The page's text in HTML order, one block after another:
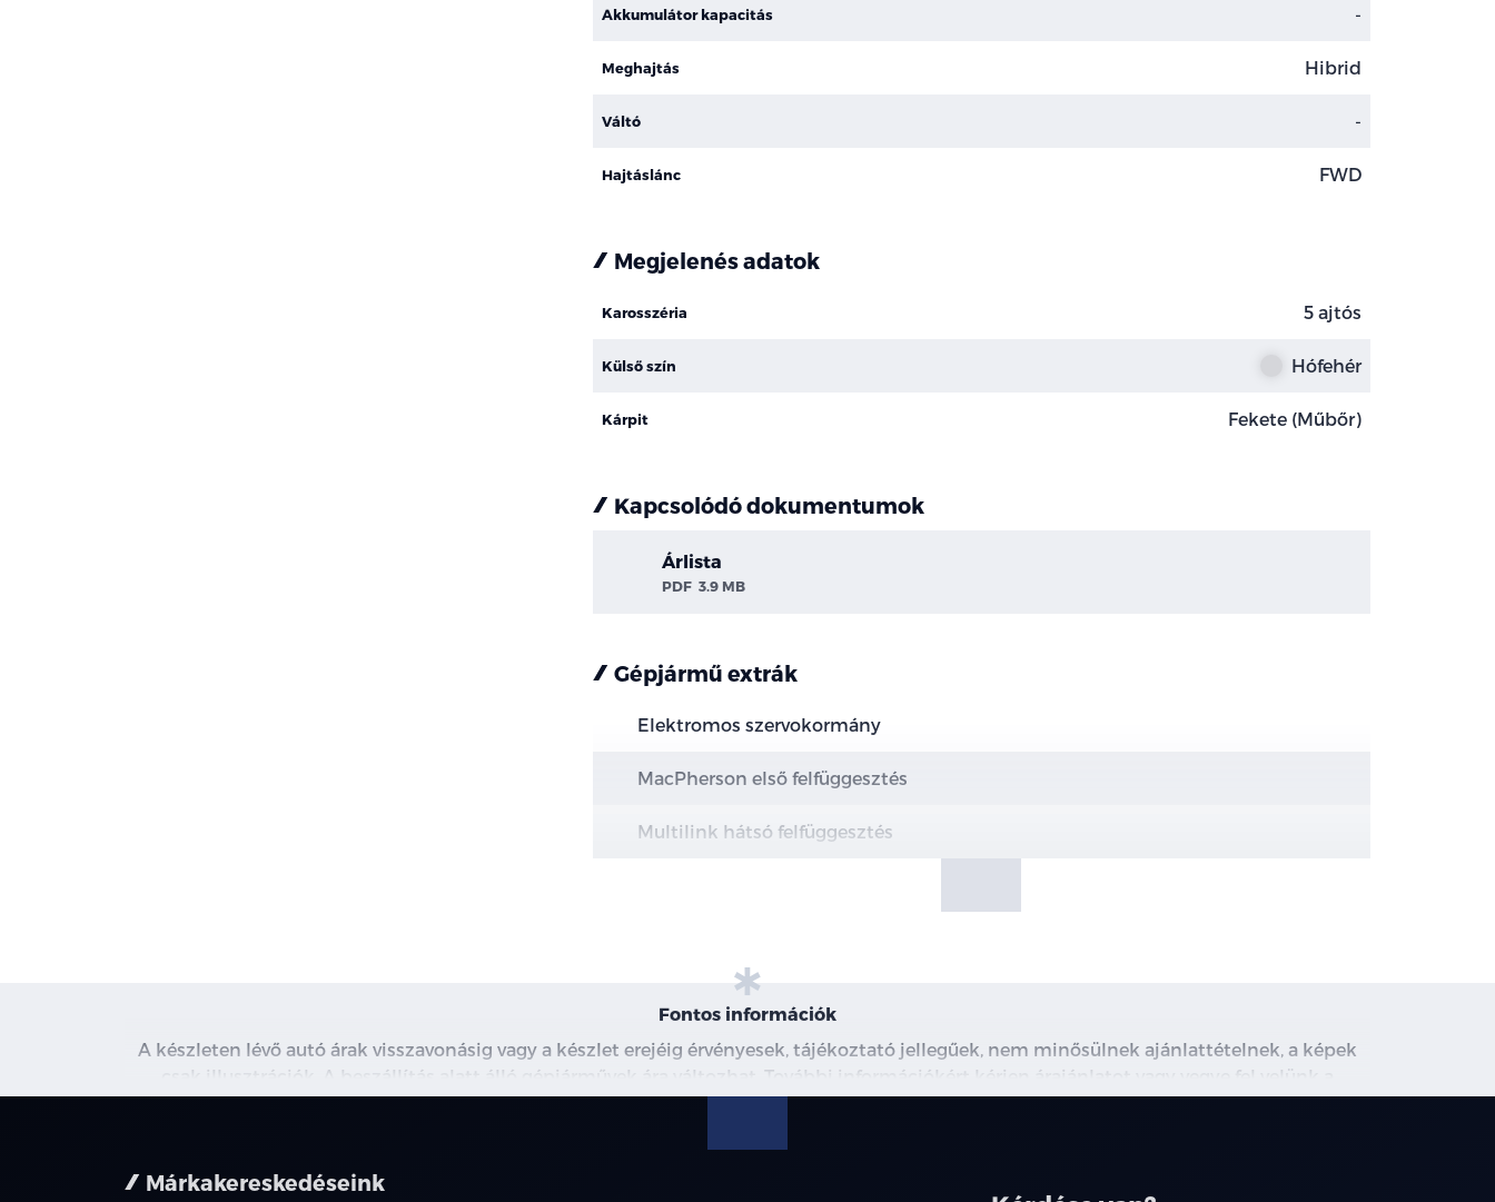
Akkumulátor kapacitás -
Meghajtás Hibrid
Váltó -
Hajtáslánc FWD
Megjelenés adatok
Karosszéria 5 ajtós
Külső szín Hófehér
Kárpit Fekete (Műbőr)
Kapcsolódó dokumentumok
Árlista
PDF 3.9 MB
Gépjármű extrák
Elektromos szervokormány
MacPherson első felfüggesztés
Multilink hátsó felfüggesztés
Motor- és alsó burkolat védelem
18"-os könnyűfém keréktárcsák
Defektjavító készlet
Continental gumiabroncsok
Fontos információk
A készleten lévő autó árak visszavonásig vagy a készlet erejéig érvényesek, tájékoztató jellegűek, nem minősülnek ajánlattételnek, a képek
csak illusztrációk. A beszállítás alatt álló gépjárművek ára változhat. További információkért kérjen árajánlatot vagy vegye fel velünk a
kapcsolatot. A használt autó beszámítás részleteiről, kérjük, érdeklődjön munkatársainknál. A meghirdetett induló THM tájékoztató jellegű,
Márkakereskedéseink